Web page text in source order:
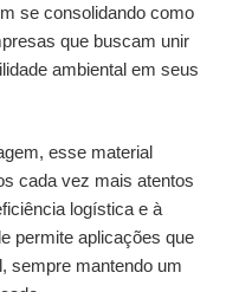
se consolidando como
que buscam unir
ambiental em seus
esse material
cada vez mais atentos
logística e à
permite aplicações que
sempre mantendo um